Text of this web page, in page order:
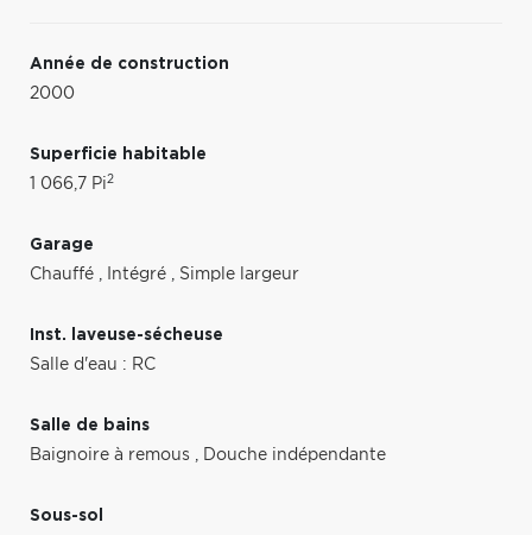
Année de construction
2000
Superficie habitable
1 066,7 Pi2
Garage
Chauffé , Intégré , Simple largeur
Inst. laveuse-sécheuse
Salle d'eau : RC
Salle de bains
Baignoire à remous , Douche indépendante
Sous-sol